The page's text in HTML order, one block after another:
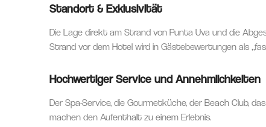
Standort & Exklusivität
Die Lage direkt am Strand von Punta Uva und die
Strand vor dem Hotel wird in Gästebewertungen als
Hochwertiger Service und Annehmlichkeiten
Der Spa-Service, die Gourmetküche, der Beach Club,
machen den Aufenthalt zu einem Erlebnis.